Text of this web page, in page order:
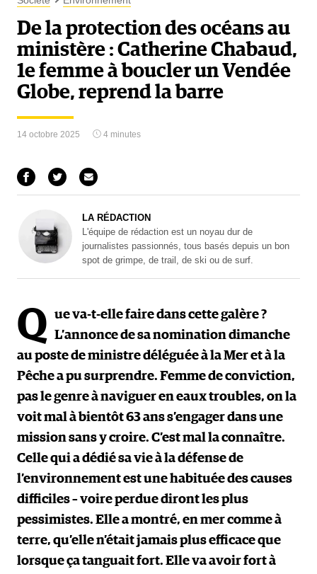
De la protection des océans au
ministère : Catherine Chabaud,
1e femme à boucler un Vendée
Globe, reprend la barre
14 octobre 2025 4 minutes
LA RÉDACTION
L'équipe de rédaction est un noyau dur de
journalistes passionnés, tous basés depuis un bon
spot de grimpe, de trail, de ski ou de surf.
Q ue va-t-elle faire dans cette galère ?
L’annonce de sa nomination dimanche
au poste de ministre déléguée à la Mer et à la
Pêche a pu surprendre. Femme de conviction,
pas le genre à naviguer en eaux troubles, on la
voit mal à bientôt 63 ans s’engager dans une
mission sans y croire. C’est mal la connaître.
Celle qui a dédié sa vie à la défense de
l’environnement est une habituée des causes
difficiles – voire perdue diront les plus
pessimistes. Elle a montré, en mer comme à
terre, qu’elle n’était jamais plus efficace que
lorsque ça tanguait fort. Elle va avoir fort à